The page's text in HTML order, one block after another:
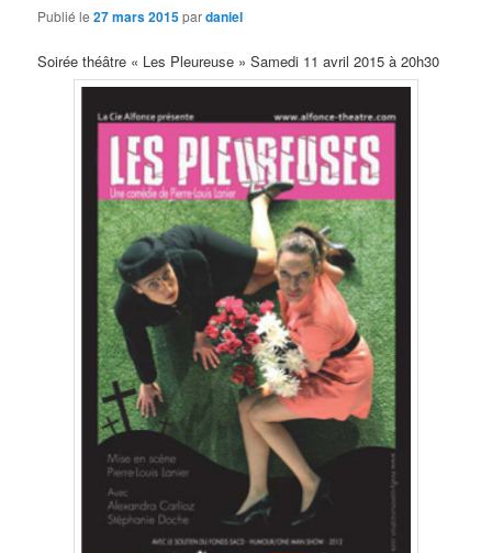
Publié le27 mars 2015pardaniel
Soirée théâtre « Les Pleureuse » Samedi 11 avril 2015 à 20h30